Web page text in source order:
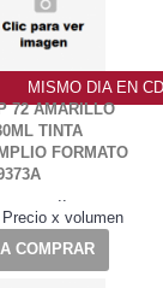
MISMO DIA EN
72 AMARILLO
TINTA
FORMATO
..
Precio x volumen
A COMPRAR